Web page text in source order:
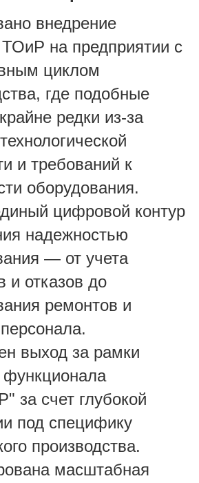
внедрение
на предприятии с
циклом
где подобные
редки из-за
и требований к
оборудования.
цифровой контур
надежностью
— от учета
и отказов до
ремонтов и
выход за рамки
функционала
за счет глубокой
под специфику
производства.
масштабная